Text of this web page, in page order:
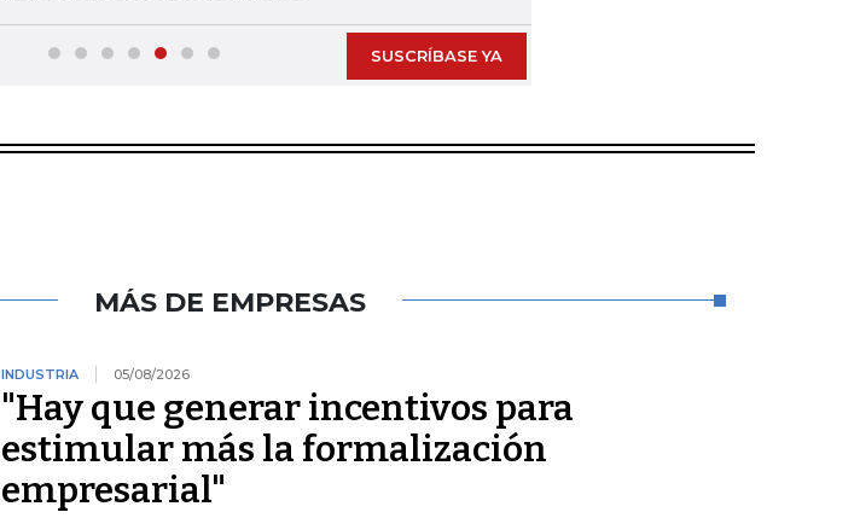
SUSCRÍBASE YA
MÁS DE EMPRESAS
INDUSTRIA 05/08/2026
"Hay que generar incentivos para
estimular más la formalización
empresarial"